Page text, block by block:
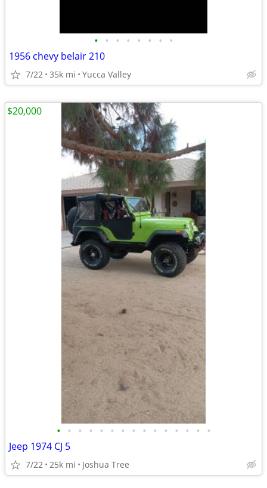
• • • • • • • •
1956 chevy belair 210
7/22 35k mi Yucca Valley
• • • • • • • • • • • • • • •
Jeep 1974 CJ 5
7/22 25k mi Joshua Tree
$20,000